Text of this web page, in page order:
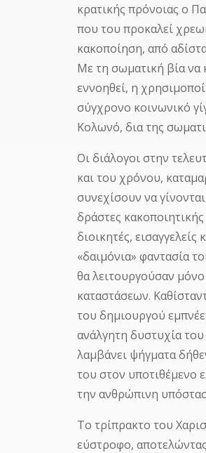
κρατικής πρόνοιας ο
που του προκαλεί
κακοποίηση, από
Με τη σωματική βία να
εννοηθεί, η
σύγχρονο κοινωνικό
Κολωνό, δια της
Οι διάλογοι στην
και του χρόνου,
συνεχίσουν να
δράστες
διοικητές,
«δαιμόνια» φαντασία
θα λειτουργούσαν
καταστάσεων.
του δημιουργού
ανάλγητη δυστυχία
λαμβάνει ψήγματα
του στον υποτιθέμενο
την ανθρώπινη
Το τρίπρακτο του
εύστροφο,